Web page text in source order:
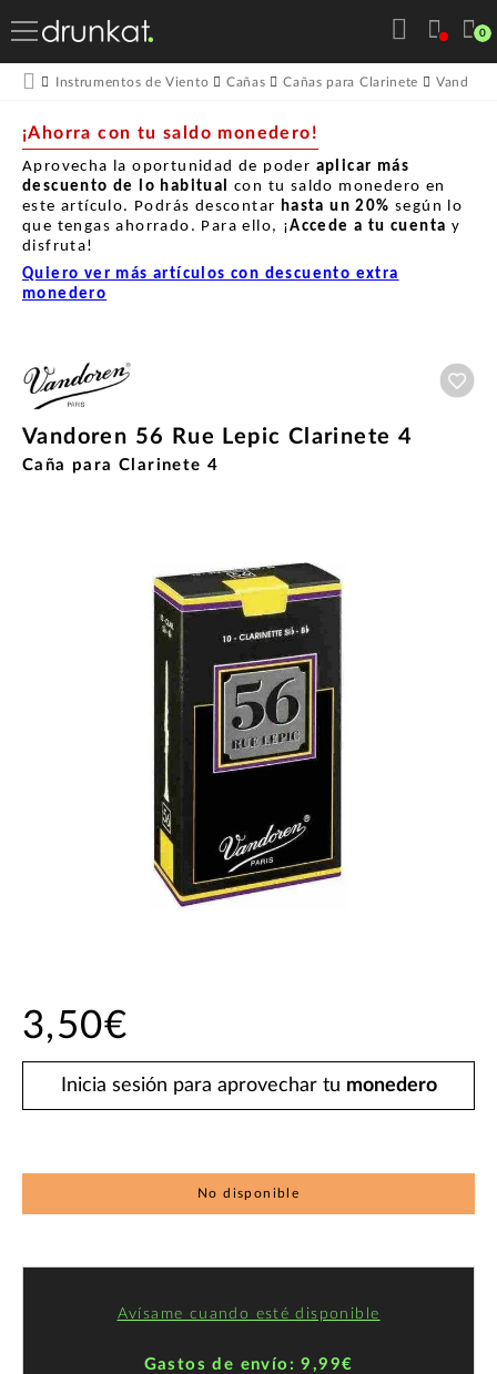
0
Instrumentos de Viento Cañas Cañas para Clarinete
¡Ahorra con tu saldo monedero!
Aprovecha la oportunidad de poder aplicar más
descuento de lo habitual con tu saldo monedero en
este artículo. Podrás descontar hasta un 20% según lo
que tengas ahorrado. Para ello, ¡Accede a tu cuenta y
disfruta!
Quiero ver más artículos con descuento extra
monedero
Vandoren 56 Rue Lepic Clarinete 4
Caña para Clarinete 4
3,50€
Inicia sesión para aprovechar tu monedero
No disponible
Avísame cuando esté disponible
Gastos de envío: 9,99€